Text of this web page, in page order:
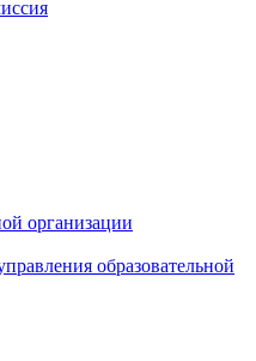
организации
образовательной